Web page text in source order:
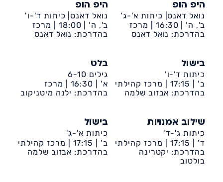
היפ הופ
נואל דאנס| כיתות א'-ג'
ב', ה' | 16:30 |
מרכז
קהילתי דיונה
בהדרכת: נואל דאנס
היפ הופ
נואל דאנס| כיתות ד'-ו'
ב', ה' | 18:00 |
מרכז
קהילתי דיונה
בהדרכת: נואל דאנס
בישול
כיתות ד'-ו'
ב' |
17:15 |
מרכז קהילתי
דיונה
בהדרכת: אבזוב שלמה
בלט
גילים 6-10
א' | 16:30 |
מרכז
קהילתי דיונה
בהדרכת: ילנה מיטניקוב
שילוב אמנויות
כיתות ג'-ד'
ד' |
17:15 |
מרכז קהילתי
דיונה
בהדרכת: יקטרינה
בולטוב
בישול
כיתות א'-ג'
ב' |
17:15 |
מרכז קהילתי
דיונה
בהדרכת: אבזוב שלמה